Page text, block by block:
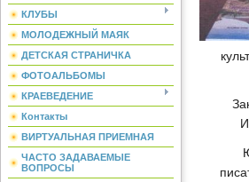
КЛУБЫ
МОЛОДЕЖНЫЙ МАЯК
ДЕТСКАЯ СТРАНИЧКА
ФОТОАЛЬБОМЫ
КРАЕВЕДЕНИЕ
Контакты
ВИРТУАЛЬНАЯ ПРИЕМНАЯ
ЧАСТО ЗАДАВАЕМЫЕ
ВОПРОСЫ